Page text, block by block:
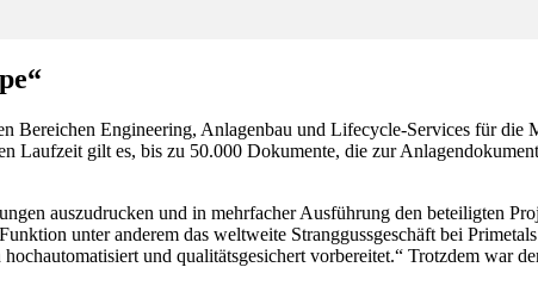
Bereichen Engineering, Anlagenbau und Lifecycle-Services für die
Laufzeit gilt es, bis zu 50.000 Dokumente, die zur
auszudrucken und in mehrfacher Ausführung den beteiligten
unter anderem das weltweite Stranggussgeschäft bei
und qualitätsgesichert vorbereitet.“ Trotzdem war